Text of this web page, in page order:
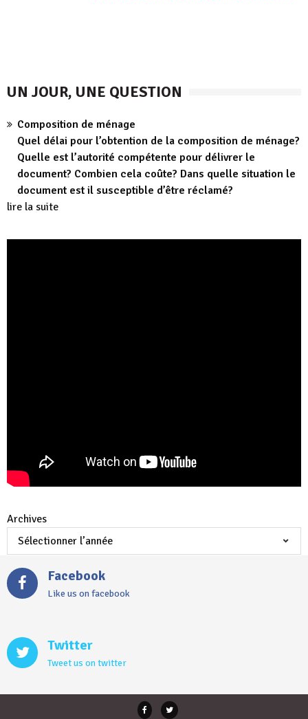
UN JOUR, UNE QUESTION
Composition de ménage
Quel délai pour l’obtention de la composition de ménage?
Quelle est l’autorité compétente pour délivrer le
document? Combien cela coûte? Dans quelle situation le
document est il susceptible d’être réclamé?
lire la suite
Archives
Facebook
Like us on facebook
Twitter
Tweet us on twitter